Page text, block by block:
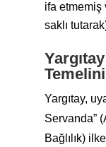
ifa etmemiş
saklı
Yargıtay,
Servanda”
Bağlılık)